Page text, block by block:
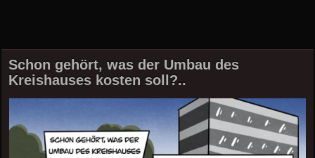
Schon gehört, was der Umbau des
Kreishauses kosten soll?..